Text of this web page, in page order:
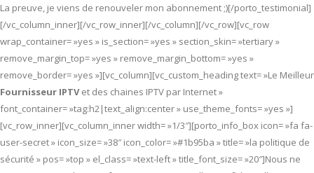
La preuve, je viens de renouveler mon abonnement ;)[/porto_testimonial]
[/vc_column_inner][/vc_row_inner][/vc_column][/vc_row][vc_row
wrap_container= »yes » is_section= »yes » section_skin= »tertiary »
remove_margin_top= »yes » remove_margin_bottom= »yes »
remove_border= »yes »][vc_column][vc_custom_heading text= »Le Meilleur
Fournisseur IPTVet des chaines IPTV par Internet »
font_container= »tag:h2|text_align:center » use_theme_fonts= »yes »]
[vc_row_inner][vc_column_inner width= »1/3″][porto_info_box icon= »fa fa-
user-secret » icon_size= »38″ icon_color= »#1b95ba » title= »la politique de
sécurité » pos= »top » el_class= »text-left » title_font_size= »20″]Nous ne